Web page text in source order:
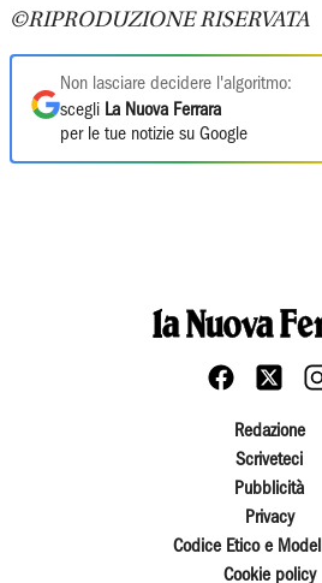
©RIPRODUZIONE RISERVATA
Non lasciare decidere l'algoritmo:
scegli La Nuova Ferrara
per le tue notizie su Google
Redazione
Scriveteci
Pubblicità
Privacy
Codice Etico e
Cookie policy